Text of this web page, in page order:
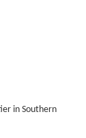
in Southern